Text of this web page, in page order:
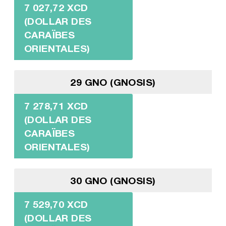
7 027,72 XCD
(DOLLAR DES
CARAÏBES
ORIENTALES)
29 GNO (GNOSIS)
7 278,71 XCD
(DOLLAR DES
CARAÏBES
ORIENTALES)
30 GNO (GNOSIS)
7 529,70 XCD
(DOLLAR DES